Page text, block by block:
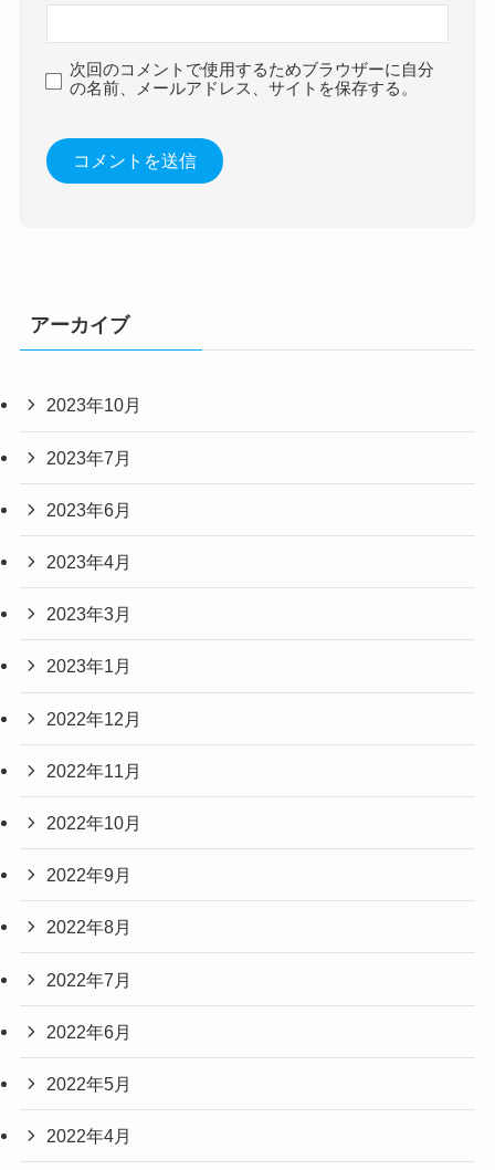
次回のコメントで使用するためブラウザーに自分
の名前、メールアドレス、サイトを保存する。
アーカイブ
2023年10月
2023年7月
2023年6月
2023年4月
2023年3月
2023年1月
2022年12月
2022年11月
2022年10月
2022年9月
2022年8月
2022年7月
2022年6月
2022年5月
2022年4月